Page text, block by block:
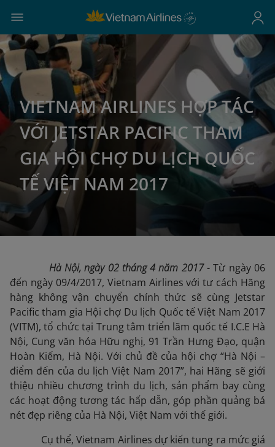
VIETNAM AIRLINES HỢP TÁC
VỚI JETSTAR PACIFIC THAM
GIA HỘI CHỢ DU LỊCH QUỐC
TẾ VIỆT NAM 2017
Hà Nội, ngày 02 tháng 4 năm 2017- Từ ngày 06
đến ngày 09/4/2017, Vietnam Airlines với tư cách Hãng
hàng không vận chuyển chính thức sẽ cùng Jetstar
Pacific tham gia Hội chợ Du lịch Quốc tế Việt Nam 2017
(VITM), tổ chức tại Trung tâm triển lãm quốc tế I.C.E Hà
Nội, Cung văn hóa Hữu nghị, 91 Trần Hưng Đạo, quận
Hoàn Kiếm, Hà Nội. Với chủ đề của hội chợ “Hà Nội –
điểm đến của du lịch Việt Nam 2017”, hai Hãng sẽ giới
thiệu nhiều chương trình du lịch, sản phẩm bay cùng
các hoạt động tương tác hấp dẫn, góp phần quảng bá
nét đẹp riêng của Hà Nội, Việt Nam với thế giới.
Cụ thể, Vietnam Airlines dự kiến tung ra mức giá